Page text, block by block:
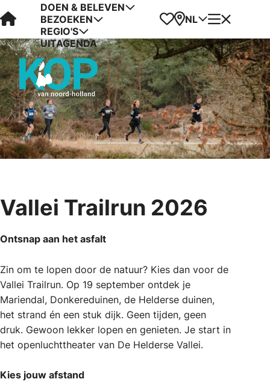
Visit Kop van Holland
DOEN & BELEVEN
BEZOEKEN
REGIO'S
UITAGENDA
Favorieten
Kaart
NL Menu
Vallei Trailrun 2026
Ontsnap aan het asfalt
Zin om te lopen door de natuur? Kies dan voor de
Vallei Trailrun. Op 19 september ontdek je
Mariendal, Donkereduinen, de Helderse duinen,
het strand én een stuk dijk. Geen tijden, geen
druk. Gewoon lekker lopen en genieten. Je start in
het openluchttheater van De Helderse Vallei.
Kies jouw afstand